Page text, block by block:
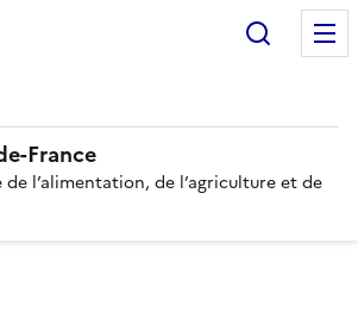
France
l’alimentation, de l’agriculture et de